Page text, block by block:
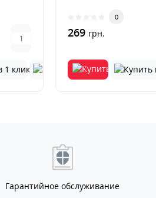
0
269 грн.
Гарантийное обслуживание